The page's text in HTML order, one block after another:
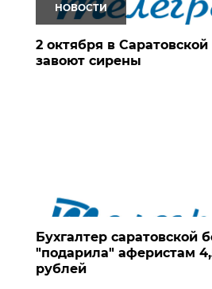
НОВОСТИ
2 октября в Саратовской
завоют сирены
Бухгалтер саратовской
"подарила" аферистам
рублей